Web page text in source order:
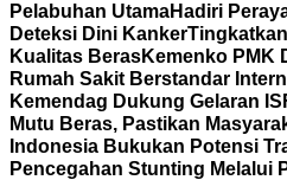
Pelabuhan UtamaHadiri
Deteksi Dini Kanker
Kualitas BerasKemenko PMK
Rumah Sakit Berstandar
Kemendag Dukung Gelaran
Mutu Beras, Pastikan
Indonesia Bukukan Potensi
Pencegahan Stunting Melalui